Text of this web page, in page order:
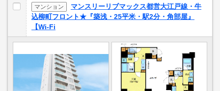
マンション
マンスリーリブマックス都営大江戸線・牛
込柳町フロント★『築浅・25平米・駅2分・角部屋』
【Wi-Fi